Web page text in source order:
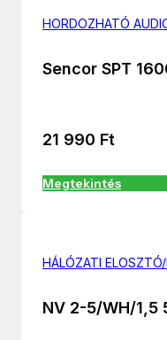
HORDOZHATÓ
Sencor SPT
21 990 Ft
Megtekintés
HÁLÓZATI
NV 2-5/WH/1,5